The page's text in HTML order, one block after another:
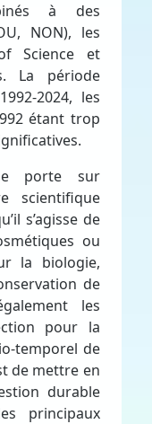
à des
NON), les
Science et
La période
2024, les
étant trop
porte sur
scientifique
s’agisse de
ou
la biologie,
de
les
pour la
temporel de
de mettre en
durable
principaux